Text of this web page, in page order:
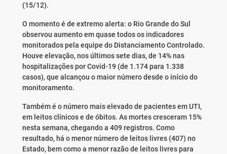
(15/12).
O momento é de extremo alerta: o Rio Grande do Sul
observou aumento em quase todos os indicadores
monitorados pela equipe do Distanciamento Controlado.
Houve elevação, nos últimos sete dias, de 14% nas
hospitalizações por Covid-19 (de 1.174 para 1.338
casos), que alcançou o maior número desde o início do
monitoramento.
Também é o número mais elevado de pacientes em UTI,
em leitos clínicos e de óbitos. As mortes cresceram 15%
nesta semana, chegando a 409 registros. Como
resultado, há o menor número de leitos livres (407) no
Estado, bem como a menor razão de leitos livres para